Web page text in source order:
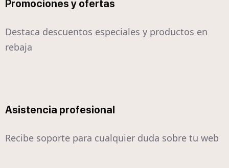
Promociones y ofertas
Destaca descuentos especiales y productos en
rebaja
Asistencia profesional
Recibe soporte para cualquier duda sobre tu web